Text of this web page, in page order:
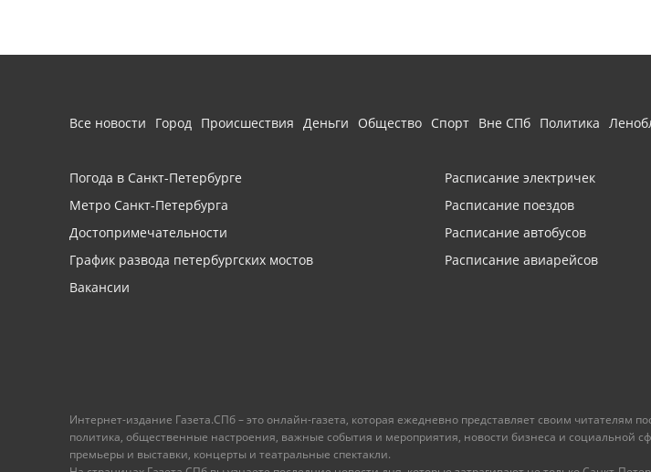
Все новости Город Происшествия Деньги Общество Спорт Вне СПб Политика
Погода в Санкт-Петербурге
Метро Санкт-Петербурга
Достопримечательности
График развода петербургских мостов
Вакансии
Расписание электричек
Расписание поездов
Расписание автобусов
Расписание авиарейсов
Интернет-издание Газета.СПб – это онлайн-газета, которая ежедневно представляет своим читателям
политика, общественные настроения, важные события и мероприятия, новости бизнеса и социальной
премьеры и выставки, концерты и театральные спектакли.